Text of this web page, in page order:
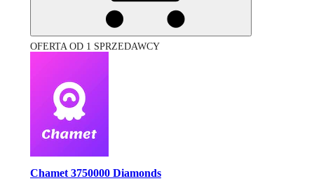
OFERTA OD 1 SPRZEDAWCY
Chamet 3750000 Diamonds